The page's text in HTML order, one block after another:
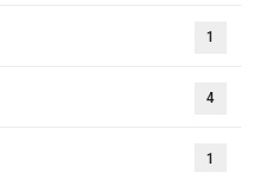
1
4
1